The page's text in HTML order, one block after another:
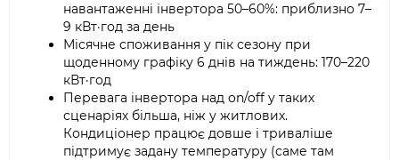
навантаженні інвертора 50–60%: приблизно 7–
9 кВт·год за день
Місячне споживання у пік сезону при
щоденному графіку 6 днів на тиждень: 170–220
кВт·год
Перевага інвертора над on/off у таких
сценаріях більша, ніж у житлових.
Кондиціонер працює довше і триваліше
підтримує задану температуру (саме там